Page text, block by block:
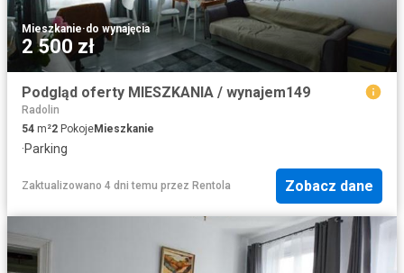
Mieszkanie·do wynajęcia
2 500 zł
Podgląd oferty MIESZKANIA / wynajem149
Radolin
54 m²2 PokojeMieszkanie
·Parking
Zaktualizowano 4 dni temu przez Rentola Zobacz dane